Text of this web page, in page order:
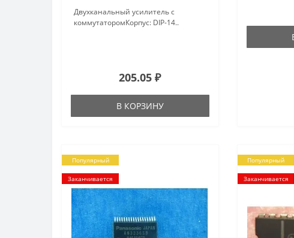
Двухканальный усилитель с
коммутаторомКорпус: DIP-14..
205.05 ₽
В КОРЗИНУ
Популярный
Заканчивается
Популярный
Заканчивается